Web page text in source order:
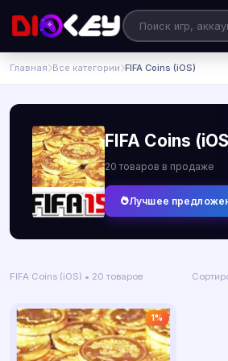
Главная Все категории FIFA Coins (iOS)
FIFA Coins
20 товаров в продаже
Лучшее
FIFA Coins (iOS) • 20 товаров
1%